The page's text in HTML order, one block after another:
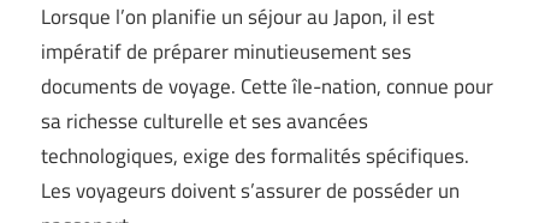
Lorsque l’on planifie un séjour au Japon, il est
impératif de préparer minutieusement ses
documents de voyage. Cette île-nation, connue pour
sa richesse culturelle et ses avancées
technologiques, exige des formalités spécifiques.
Les voyageurs doivent s’assurer de posséder un